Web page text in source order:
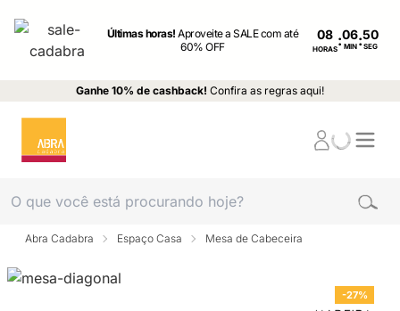
Últimas horas!Aproveite a SALE com até
60% OFF
08
HORAS: MIN : SEG
Ganhe 10% de cashback! Confira as regras aqui!
Abra Cadabra Espaço Casa Mesa de Cabeceira
-27%